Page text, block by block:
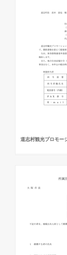
道志村観光プロモー